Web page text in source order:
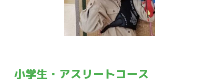
小学生・アスリートコース